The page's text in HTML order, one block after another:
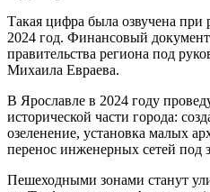
Такая цифра была озвучена при
2024 год. Финансовый
правительства региона под
Михаила Евраева.
В Ярославле в 2024 году
исторической части города:
озеленение, установка малых
перенос инженерных сетей под
Пешеходными зонами станут